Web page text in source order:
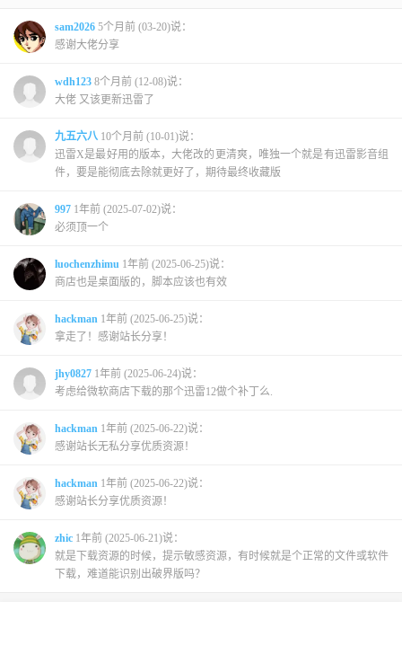
sam2026 5个月前 (03-20)说：
感谢大佬分享
wdh123 8个月前 (12-08)说：
大佬 又该更新迅雷了
九五六八 10个月前 (10-01)说：
迅雷X是最好用的版本，大佬改的更清爽，唯独一个就是有迅雷影音组
件，要是能彻底去除就更好了，期待最终收藏版
997 1年前 (2025-07-02)说：
必须顶一个
luochenzhimu 1年前 (2025-06-25)说：
商店也是桌面版的，脚本应该也有效
hackman 1年前 (2025-06-25)说：
拿走了！感谢站长分享！
jhy0827 1年前 (2025-06-24)说：
考虑给微软商店下载的那个迅雷12做个补丁么.
hackman 1年前 (2025-06-22)说：
感谢站长无私分享优质资源！
hackman 1年前 (2025-06-22)说：
感谢站长分享优质资源！
zhic 1年前 (2025-06-21)说：
就是下载资源的时候，提示敏感资源，有时候就是个正常的文件或软件
下载，难道能识别出破界版吗？